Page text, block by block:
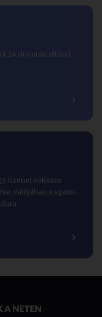
24 óra után eltűnő
üzenet sokszor
valójában a spam-
A NETEN